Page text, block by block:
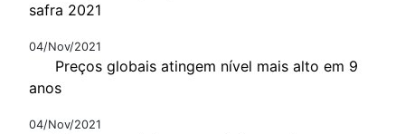
safra 2021
04/Nov/2021
Preços globais atingem nível mais alto em 9
anos
04/Nov/2021